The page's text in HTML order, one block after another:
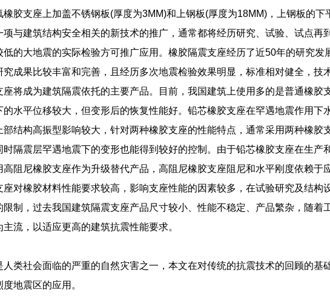
橡胶支座上加盖不锈钢板(厚度为3MM)和上钢板(厚度为18MM)，上钢板的下
项与建筑结构安全相关的新技术的推广，通常都将经历研究、试验、试点再
低的大地震的实际检验方可推广应用。橡胶隔震支座经历了近50年的研究
究成果比较丰富和完善，且经历多次地震检验效果明显，标准相对健全，技
座将成为建筑隔震依托的主要产品。目前，我国建筑上使用多的是普通橡胶
的水平位移较大，但变形后的恢复性能好。铅芯橡胶支座在罕遇地震作用下
部结构高振型影响较大，针对两种橡胶支座的性能特点，通常采用两种橡胶
时隔震层罕遇地震下的变形也能得到较好的控制。由于铅芯橡胶支座在生
高阻尼橡胶支座作为升级替代产品，高阻尼橡胶支座阻尼和水平刚度依赖于
座对橡胶材料性能要求较高，影响支座性能的因素较多，在试验研究及结构
限制，过去我国建筑隔震支座产品尺寸较小、性能不稳定、产品繁杂，随
流，以适应更高的建筑抗震性能要求。
人类社会面临的严重的自然灾害之一，本文在对传统的抗震技术的回顾的基
地震区的应用。